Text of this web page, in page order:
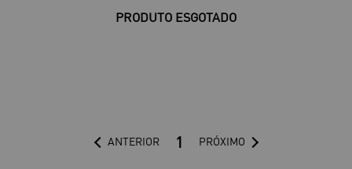
PRODUTO ESGOTADO
ANTERIOR 1 PRÓXIMO